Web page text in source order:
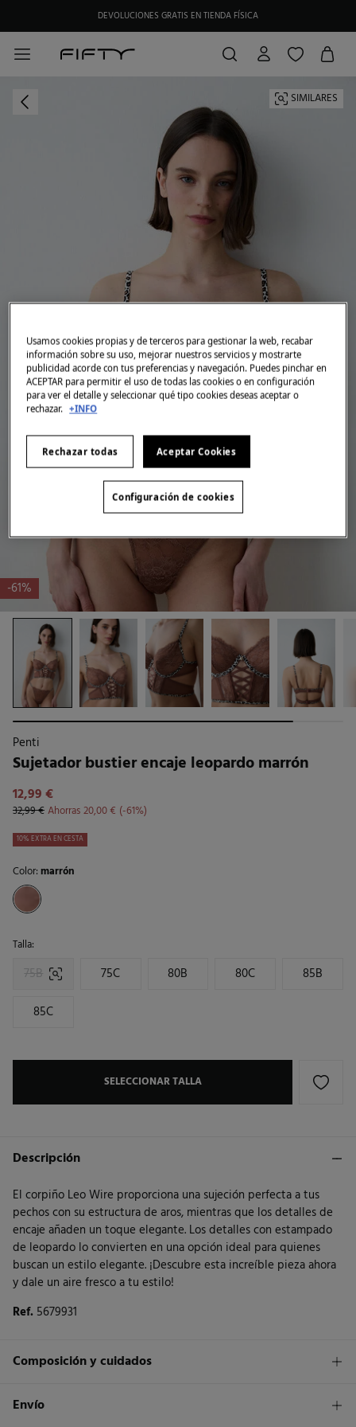
HAZTE SOCIO DE MY FIFTY CLUB Y RECIBE EXCLUSIVAS PROMOCIONES.
SIMILARES
-61%
Penti
Sujetador bustier encaje leopardo marrón
12,99 €
32,99 €Ahorras20,00 € 61
10% EXTRA EN CESTA
Color:marrón
Talla:
75B 75C 80B 80C
85B
85C
SELECCIONAR TALLA
Descripción
El corpiño Leo Wire proporciona una sujeción perfecta a tus
pechos con su estructura de aros, mientras que los detalles de
encaje añaden un toque elegante. Los detalles con estampado
de leopardo lo convierten en una opción ideal para quienes
buscan un estilo elegante. ¡Descubre esta increíble pieza ahora
y dale un aire fresco a tu estilo!
Ref. 5679931
Composición y cuidados
Composición
Envío
Usamos cookies propias y de terceros para gestionar la web, recabar
información sobre su uso, mejorar nuestros servicios y mostrarte
publicidad acorde con tus preferencias y navegación. Puedes pinchar en
ACEPTAR para permitir el uso de todas las cookies o en configuración
para ver el detalle y seleccionar qué tipo cookies deseas aceptar o
rechazar. +INFO
Rechazar todas Aceptar Cookies
Configuración de cookies